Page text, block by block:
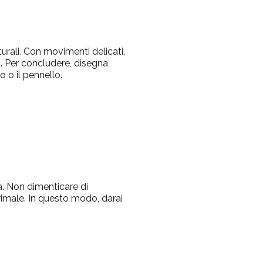
Con movimenti delicati,
concludere, disegna
o il pennello.
Non dimenticare di
In questo modo, darai